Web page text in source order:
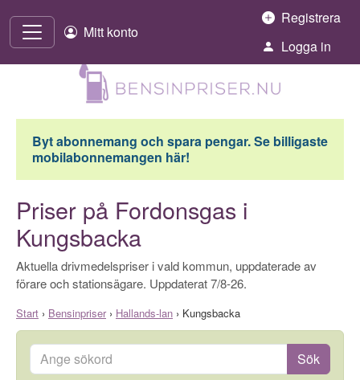
Mitt konto
Registrera
Logga in
Byt abonnemang och spara pengar. Se billigaste
mobilabonnemangen här!
Priser på Fordonsgas i
Kungsbacka
Aktuella drivmedelspriser i vald kommun, uppdaterade av
förare och stationsägare. Uppdaterat 7/8-26.
Start › Bensinpriser› Hallands-lan › Kungsbacka
Ange sökord Sök